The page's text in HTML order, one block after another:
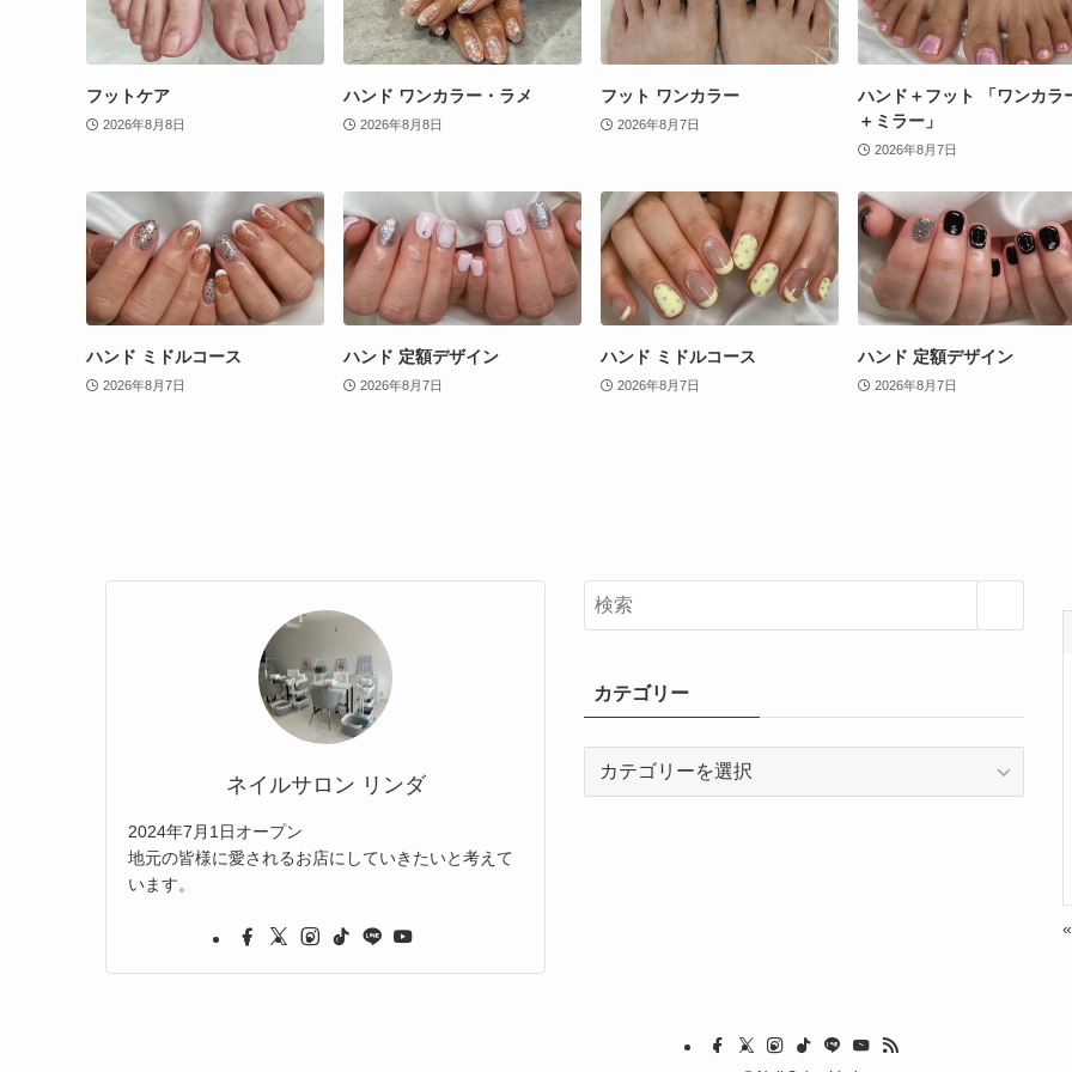
フットケア
2026年8月8日
ハンド ワンカラー・ラメ
2026年8月8日
フット ワンカラー
2026年8月7日
ハンド＋フット 「ワンカラ
＋ミラー」
2026年8月7日
ハンド ミドルコース
2026年8月7日
ハンド 定額デザイン
2026年8月7日
ハンド ミドルコース
2026年8月7日
ハンド 定額デザイン
2026年8月7日
ネイルサロン リンダ
2024年7月1日オープン
地元の皆様に愛されるお店にしていきたいと考えて
います。
カテゴリー